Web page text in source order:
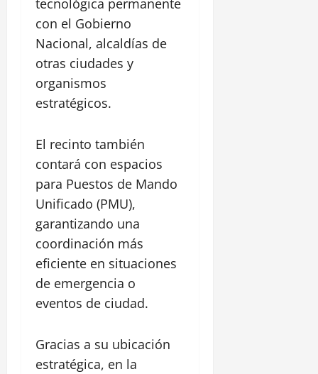
tecnológica permanente
con el Gobierno
Nacional, alcaldías de
otras ciudades y
organismos
estratégicos.
El recinto también
contará con espacios
para Puestos de Mando
Unificado (PMU),
garantizando una
coordinación más
eficiente en situaciones
de emergencia o
eventos de ciudad.
Gracias a su ubicación
estratégica, en la